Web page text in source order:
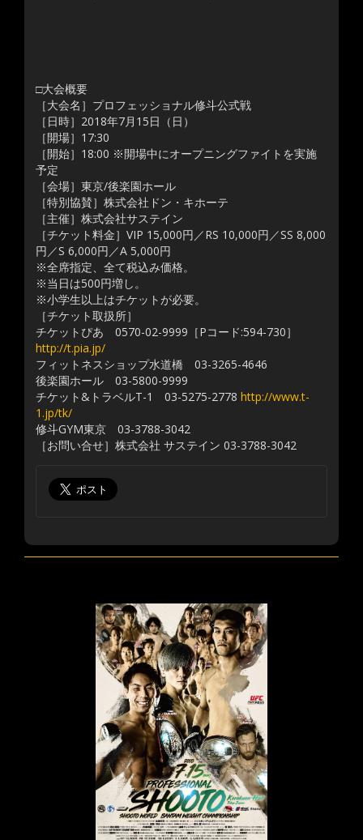
□大会概要
［大会名］プロフェッショナル修斗公式戦
［日時］2018年7月15日（日）
［開場］17:30
［開始］18:00 ※開場中にオープニングファイトを実施
予定
［会場］東京/後楽園ホール
［特別協賛］株式会社ドン・キホーテ
［主催］株式会社サステイン
［チケット料金］VIP 15,000円／RS 10,000円／SS 8,000
円／S 6,000円／A 5,000円
※全席指定、全て税込み価格。
※当日は500円増し。
※小学生以上はチケットが必要。
［チケット取扱所］
チケットぴあ 0570-02-9999［Pコード:594-730］
http://t.pia.jp/
フィットネスショップ水道橋 03-3265-4646
後楽園ホール 03-5800-9999
チケット&トラベルT-1 03-5275-2778 http://www.t-
1.jp/tk/
修斗GYM東京 03-3788-3042
［お問い合せ］株式会社 サステイン 03-3788-3042